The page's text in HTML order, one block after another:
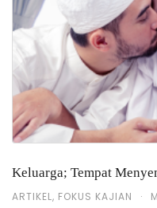
Keluarga; Tempat
ARTIKEL, FOKUS KAJIAN ·